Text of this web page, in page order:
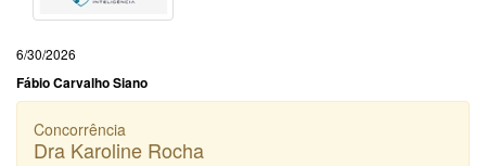
6/30/2026
Fábio Carvalho Siano
Concorrência
Dra Karoline Rocha